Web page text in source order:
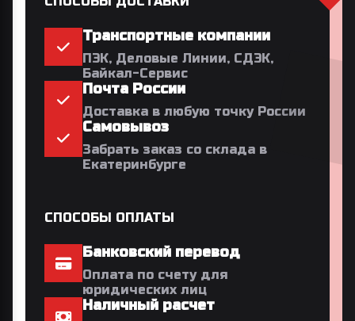
Транспортные компании
ПЭК, Деловые Линии, СДЭК,
Байкал-Сервис
Почта России
Доставка в любую точку России
Самовывоз
Забрать заказ со склада в
Екатеринбурге
СПОСОБЫ ОПЛАТЫ
Банковский перевод
Оплата по счету для
юридических лиц
Наличный расчет